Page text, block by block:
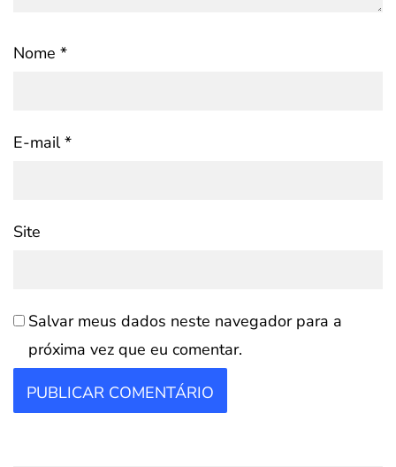
Nome *
E-mail*
Site
Salvar meus dados neste navegador para a
próxima vez que eu comentar.